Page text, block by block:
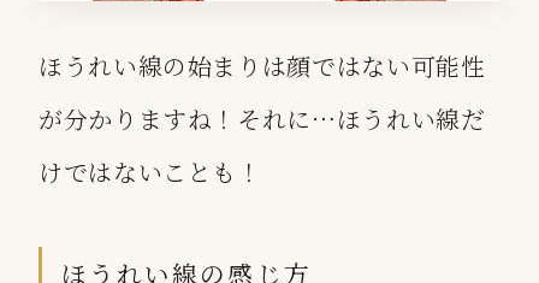
ほうれい線の始まりは顔ではない可能性
が分かりますね！それに…ほうれい線だ
けではないことも！
ほうれい線の感じ方